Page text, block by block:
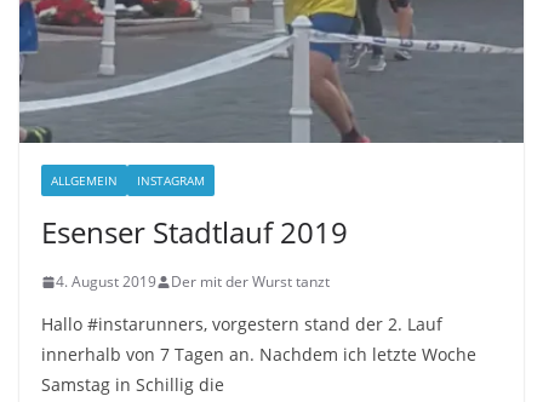
ALLGEMEIN INSTAGRAM
Esenser Stadtlauf 2019
4. August 2019 Der mit der Wurst tanzt
Hallo #instarunners, vorgestern stand der 2. Lauf
innerhalb von 7 Tagen an. Nachdem ich letzte Woche
Samstag in Schillig die